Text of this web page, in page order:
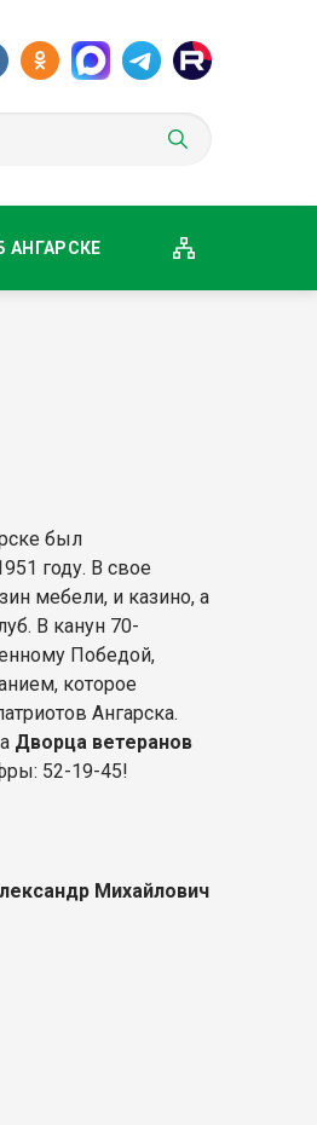
АНГАРСКЕ
был
году. В свое
мебели, и казино, а
В канун 70-
Победой,
которое
Ангарска.
Дворца ветеранов
52-19-45!
Михайлович